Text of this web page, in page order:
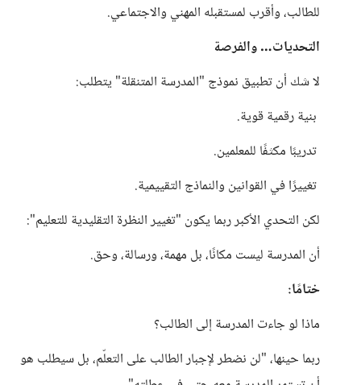
للطالب، وأقرب لمستقبله المهني والاجتماعي.
التحديات… والفرصة
لا شك أن تطبيق نموذج "المدرسة المتنقلة" يتطلب:
بنية رقمية قوية.
تدريبًا مكثفًا للمعلمين.
تغييرًا في القوانين والنماذج التقييمية.
لكن التحدي الأكبر ربما يكون "تغيير النظرة التقليدية للتعليم":
أن المدرسة ليست مكانًا، بل مهمة، ورسالة، وحق.
ختامًا:
ماذا لو جاءت المدرسة إلى الطالب؟
ربما حينها، "لن نضطر لإجبار الطالب على التعلّم، بل سيطلب هو